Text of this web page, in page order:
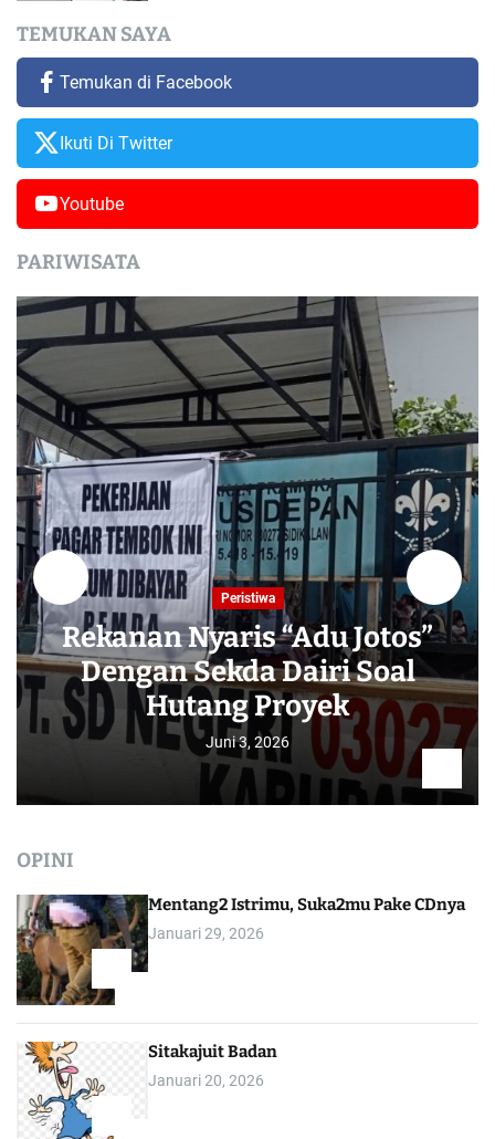
TEMUKAN SAYA
Temukan di Facebook
Ikuti Di Twitter
Youtube
PARIWISATA
Peristiwa
Rekanan Nyaris “Adu Jotos”
Dengan Sekda Dairi Soal
Hutang Proyek
Juni 3, 2026
OPINI
Mentang2 Istrimu, Suka2mu Pake CDnya
Januari 29, 2026
Sitakajuit Badan
Januari 20, 2026